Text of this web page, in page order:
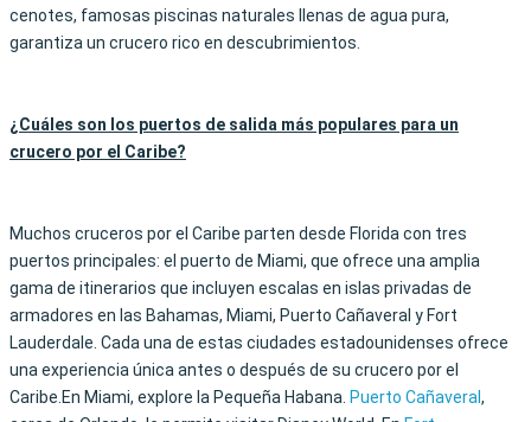
cenotes, famosas piscinas naturales llenas de agua pura,
garantiza un crucero rico en descubrimientos.
¿Cuáles son los puertos de salida más populares para un
crucero por el Caribe?
Muchos cruceros por el Caribe parten desde Florida con tres
puertos principales: el puerto de Miami, que ofrece una amplia
gama de itinerarios que incluyen escalas en islas privadas de
armadores en las Bahamas, Miami, Puerto Cañaveral y Fort
Lauderdale. Cada una de estas ciudades estadounidenses ofrece
una experiencia única antes o después de su crucero por el
Caribe.En Miami, explore la Pequeña Habana. Puerto Cañaveral,